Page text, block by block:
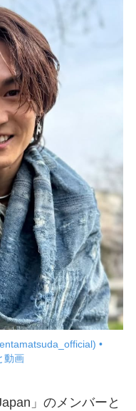
•
動画
」のメンバーと